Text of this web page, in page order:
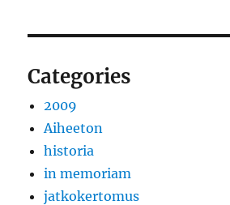
Categories
2009
Aiheeton
historia
in memoriam
jatkokertomus